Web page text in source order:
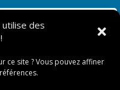
des
ce site ? Vous pouvez affiner
NOUS CONTACTER